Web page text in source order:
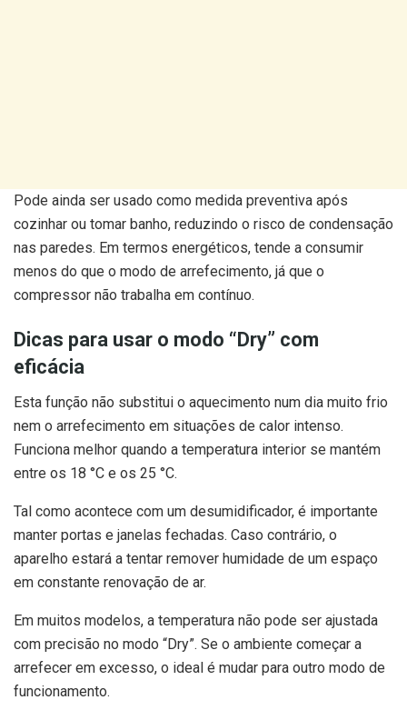
Pode ainda ser usado como medida preventiva após
cozinhar ou tomar banho, reduzindo o risco de condensação
nas paredes. Em termos energéticos, tende a consumir
menos do que o modo de arrefecimento, já que o
compressor não trabalha em contínuo.
Dicas para usar o modo “Dry” com
eficácia
Esta função não substitui o aquecimento num dia muito frio
nem o arrefecimento em situações de calor intenso.
Funciona melhor quando a temperatura interior se mantém
entre os 18 °C e os 25 °C.
Tal como acontece com um desumidificador, é importante
manter portas e janelas fechadas. Caso contrário, o
aparelho estará a tentar remover humidade de um espaço
em constante renovação de ar.
Em muitos modelos, a temperatura não pode ser ajustada
com precisão no modo “Dry”. Se o ambiente começar a
arrefecer em excesso, o ideal é mudar para outro modo de
funcionamento.